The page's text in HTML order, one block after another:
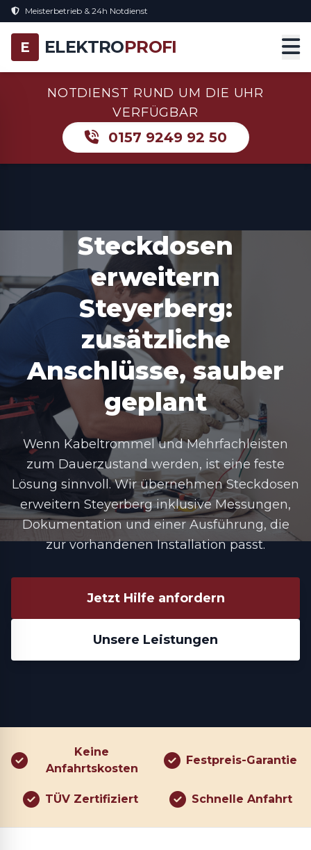
Meisterbetrieb & 24h Notdienst
E ELEKTROPROFI
NOTDIENST RUND UM DIE UHR
VERFÜGBAR
0157 9249 92 50
Steckdosen
erweitern
Steyerberg:
zusätzliche
Anschlüsse, sauber
geplant
Wenn Kabeltrommel und Mehrfachleisten
zum Dauerzustand werden, ist eine feste
Lösung sinnvoll. Wir übernehmenSteckdosen
erweitern Steyerberginklusive Messungen,
Dokumentation und einer Ausführung, die
zur vorhandenen Installation passt.
Jetzt Hilfe anfordern
Unsere Leistungen
Keine
Anfahrtskosten
Festpreis-Garantie
TÜV Zertifiziert Schnelle Anfahrt